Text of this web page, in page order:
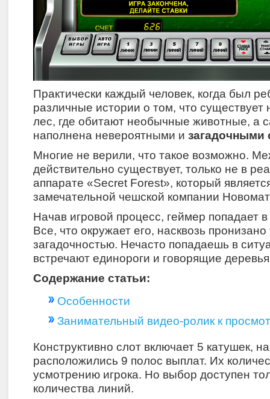
Практически каждый человек, когда был
различные истории о том, что
лес, где обитают необычные животные, а
наполнена невероятными и загадочными
Многие не верили, что такое возможно.
действительно существует, только не в
аппарате «Secret Forest», который
замечательной чешской компании
Начав игровой процесс, геймер попадает
Все, что окружает его, насквозь
загадочностью. Нечасто попадаешь в
встречают единороги и говорящие
Содержание статьи:
Особенности
Занимательный видео-ролик к
Конструктивно слот включает 5 катушек,
расположились 9 полос выплат. Их
усмотрению игрока. Но выбор доступен
количества линий.